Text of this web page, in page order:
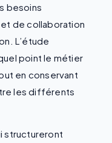
besoins
de collaboration
L’étude
point le métier
en conservant
les différents
structureront